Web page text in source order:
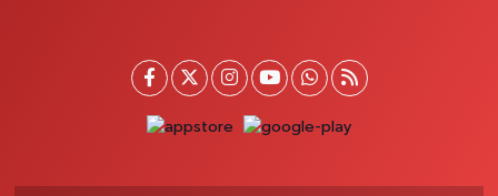
Ferhat Eczanesi
Urartu Sokak, Eski İstanbul Hastanesi karşısı No:4 C İpekyolu Van